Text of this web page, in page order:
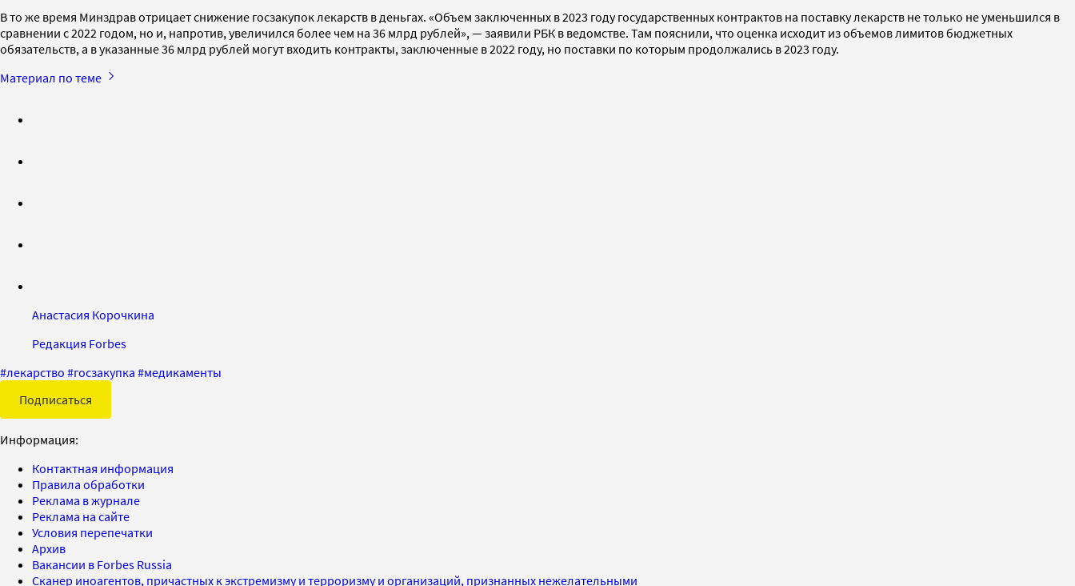
В то же время Минздрав отрицает снижение госзакупок лекарств в деньгах. «Объем заключенных в 2023 году государственных контрактов на поставку лекарств не только не уменьшился в
сравнении с 2022 годом, но и, напротив, увеличился более чем на 36 млрд рублей», — заявили РБК в ведомстве. Там пояснили, что оценка исходит из объемов лимитов бюджетных
обязательств, а в указанные 36 млрд рублей могут входить контракты, заключенные в 2022 году, но поставки по которым продолжались в 2023 году.
Материал по теме
Анастасия Корочкина
Редакция Forbes
#лекарство #госзакупка #медикаменты
Подписаться
Информация:
Контактная информация
Правила обработки
Реклама в журнале
Реклама на сайте
Условия перепечатки
Архив
Вакансии в Forbes Russia
Сканер иноагентов, причастных к экстремизму и терроризму и организаций, признанных нежелательными